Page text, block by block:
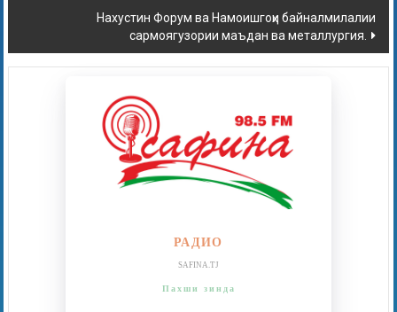
Нахустин Форум ва Намоишгоҳи байналмилалии
сармоягузории маъдан ва металлургия.
РАДИО
SAFINA.TJ
Пахши зинда